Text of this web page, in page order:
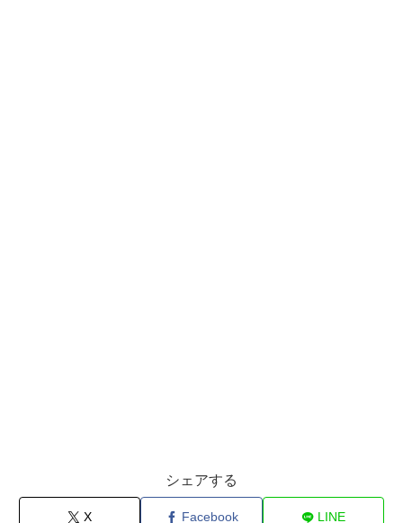
シェアする
X Facebook LINE